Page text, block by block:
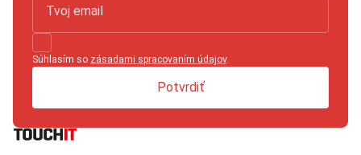
Súhlasím so zásadami spracovaním údajov.
Potvrdiť